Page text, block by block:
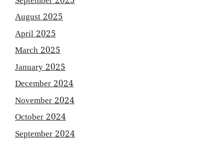
August 2025
April 2025
March 2025
January 2025
December 2024
November 2024
October 2024
September 2024